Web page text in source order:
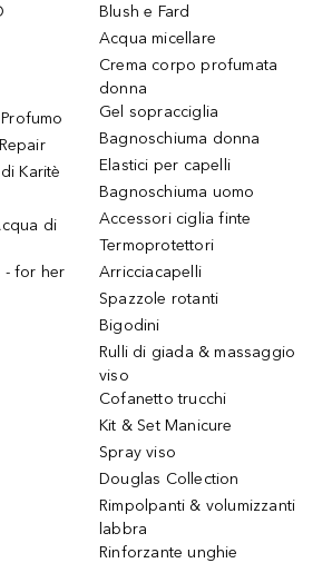
Karitè
di
- for her
Blush e Fard
Acqua micellare
Crema corpo profumata
donna
Gel sopracciglia
Bagnoschiuma donna
Elastici per capelli
Bagnoschiuma uomo
Accessori ciglia finte
Termoprotettori
Arricciacapelli
Spazzole rotanti
Bigodini
Rulli di giada & massaggio
viso
Cofanetto trucchi
Kit & Set Manicure
Spray viso
Douglas Collection
Rimpolpanti & volumizzanti
labbra
Rinforzante unghie